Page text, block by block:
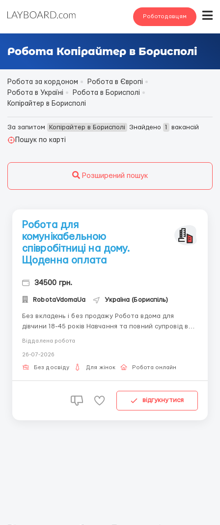
Роботодавцям
Робота Копірайтер в Борисполі
Робота за кордоном
Робота в Європі
Робота в Україні
Робота в Борисполі
Копірайтер в Борисполі
За запитом Копірайтер в Борисполі Знайдено 1
вакансій
Пошук по карті
Розширений пошук
Робота для
комунікабельною
співробітниці на дому.
Щоденна оплата
34500 грн.
RobotaVdomaUa Україна (Бориспіль)
Без вкладень і без продажу Робота вдома для
дівчини 18-45 років Навчання та повний супровід в
процесі роботи. Написання коротких листів. Не за
комп'ютера обов'язково. Графік роботи договірний.
За подробицями пишіть в telegram + 38068 584 84
Віддалена робота
26-07-2026
Без досвіду Для жінок Робота онлайн
відгукнутися